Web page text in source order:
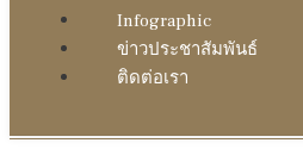
Infographic
ข่าวประชาสัมพันธ์
ติดต่อเรา